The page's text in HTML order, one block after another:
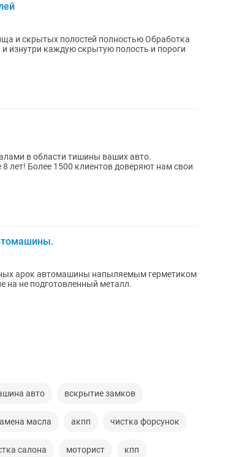
полостей полностью Обработка
изнутри каждую скрытую полость и пороги
в области тишины ваших авто.
лет! Более 1500 клиентов доверяют нам свои
арок автомашины напыляемым герметиком
авто вскрытие замков
масла акпп чистка форсунок
салона моторист кпп